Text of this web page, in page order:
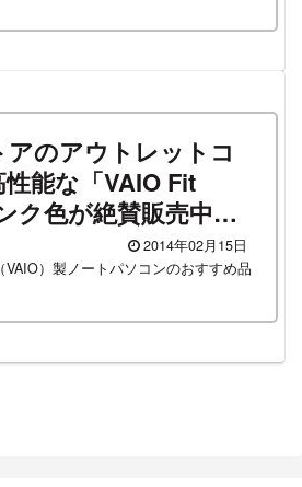
アのアウトレットコ
能な「VAIO Fit
ク色が絶賛販売中！
2014年02月15日
VAIO）製ノートパソコンのおすすめ品